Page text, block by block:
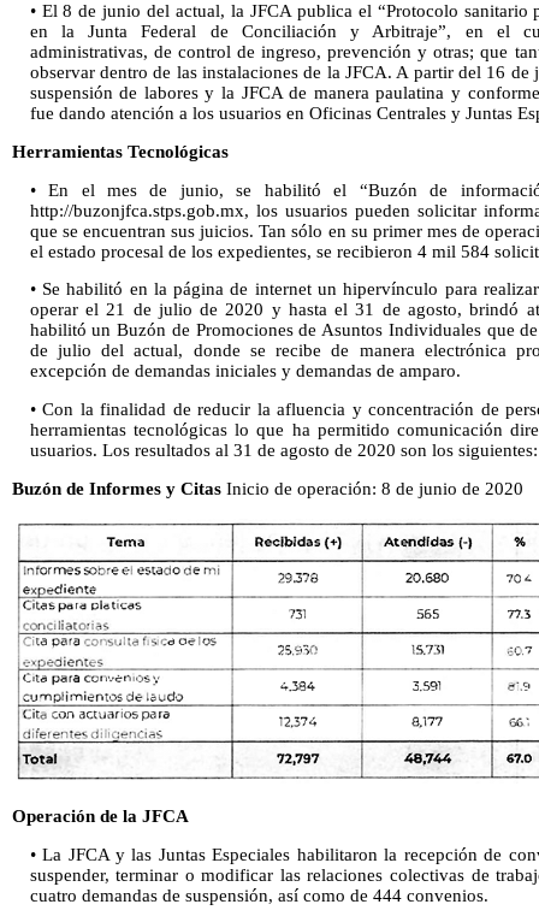
• El 8 de junio del actual, la JFCA publica el “Protocolo sanitario
en la Junta Federal de Conciliación y Arbitraje”, en el
administrativas, de control de ingreso, prevención y otras; que
observar dentro de las instalaciones de la JFCA. A partir del 16
suspensión de labores y la JFCA de manera paulatina y
fue dando atención a los usuarios en Oficinas Centrales y Juntas
Herramientas Tecnológicas
• En el mes de junio, se habilitó el “Buzón de
http://buzonjfca.stps.gob.mx, los usuarios pueden solicitar
que se encuentran sus juicios. Tan sólo en su primer mes de
el estado procesal de los expedientes, se recibieron 4 mil 584
• Se habilitó en la página de internet un hipervínculo para
operar el 21 de julio de 2020 y hasta el 31 de agosto, brindó
habilitó un Buzón de Promociones de Asuntos Individuales que
de julio del actual, donde se recibe de manera electrónica
excepción de demandas iniciales y demandas de amparo.
• Con la finalidad de reducir la afluencia y concentración de
herramientas tecnológicas lo que ha permitido comunicación
usuarios. Los resultados al 31 de agosto de 2020 son los siguientes:
Buzón de Informes y Citas Inicio de operación: 8 de junio de 2020
Operación de la JFCA
• La JFCA y las Juntas Especiales habilitaron la recepción de
suspender, terminar o modificar las relaciones colectivas de
cuatro demandas de suspensión, así como de 444 convenios.